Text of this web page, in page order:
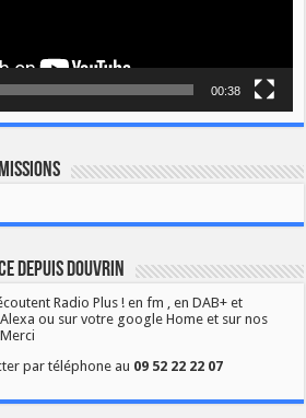
00:38
depuis Douvrin
Radio Plus ! en fm , en DAB+ et
ou sur votre google Home et sur nos
par téléphone au 09 52 22 22 07